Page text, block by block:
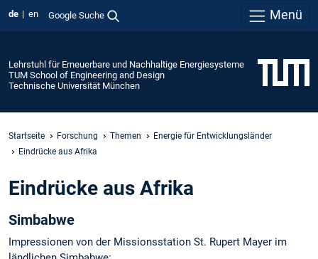
de en Google Suche Menü
Lehrstuhl für Erneuerbare und Nachhaltige Energiesysteme
TUM School of Engineering and Design
Technische Universität München
Startseite Forschung Themen
Energie für Entwicklungsländer
Eindrücke aus Afrika
Eindrücke aus Afrika
Simbabwe
Impressionen von der Missionsstation St. Rupert Mayer im